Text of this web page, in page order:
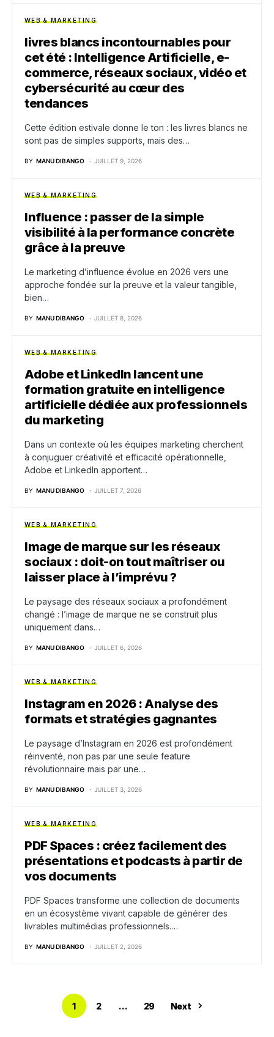
WEB & MARKETING
livres blancs incontournables pour
cet été : Intelligence Artificielle, e-
commerce, réseaux sociaux, vidéo et
cybersécurité au cœur des
tendances
Cette édition estivale donne le ton : les livres blancs ne
sont pas de simples supports, mais des…
BY MANU DIBANGO JUILLET 9, 2026
WEB & MARKETING
Influence : passer de la simple
visibilité à la performance concrète
grâce à la preuve
Le marketing d’influence évolue en 2026 vers une
approche fondée sur la preuve et la valeur tangible,
bien…
BY MANU DIBANGO JUILLET 8, 2026
WEB & MARKETING
Adobe et LinkedIn lancent une
formation gratuite en intelligence
artificielle dédiée aux professionnels
du marketing
Dans un contexte où les équipes marketing cherchent
à conjuguer créativité et efficacité opérationnelle,
Adobe et LinkedIn apportent…
BY MANU DIBANGO JUILLET 7, 2026
WEB & MARKETING
Image de marque sur les réseaux
sociaux : doit-on tout maîtriser ou
laisser place à l’imprévu ?
Le paysage des réseaux sociaux a profondément
changé : l’image de marque ne se construit plus
uniquement dans…
BY MANU DIBANGO JUILLET 6, 2026
WEB & MARKETING
Instagram en 2026 : Analyse des
formats et stratégies gagnantes
Le paysage d’Instagram en 2026 est profondément
réinventé, non pas par une seule feature
révolutionnaire mais par une…
BY MANU DIBANGO JUILLET 3, 2026
WEB & MARKETING
PDF Spaces : créez facilement des
présentations et podcasts à partir de
vos documents
PDF Spaces transforme une collection de documents
en un écosystème vivant capable de générer des
livrables multimédias professionnels.…
BY MANU DIBANGO JUILLET 2, 2026
1 2 … 29 Next